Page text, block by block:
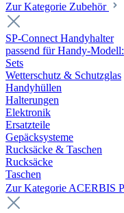
Zur Kategorie Zubehör
SP-Connect Handyhalter
passend für Handy-Modell:
Sets
Wetterschutz & Schutzglas
Handyhüllen
Halterungen
Elektronik
Ersatzteile
Gepäcksysteme
Rucksäcke & Taschen
Rucksäcke
Taschen
Zur Kategorie ACERBIS